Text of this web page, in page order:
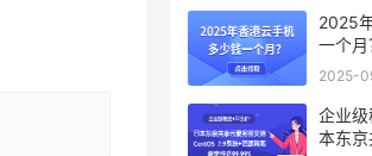
2025
一个月
2025-
企业
本东